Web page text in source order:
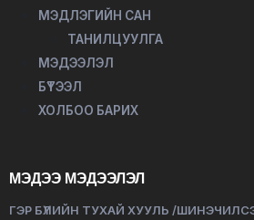
МЭДЛЭГИЙН САН
ТАНИЛЦУУЛГА
МЭДЭЭЛЭЛ
БҮТЭЭЛ
ХОЛБОО БАРИХ
МЭДЭЭ МЭДЭЭЛЭЛ
ГЭР БҮЛИЙН ТУХАЙ ХУУЛЬ /